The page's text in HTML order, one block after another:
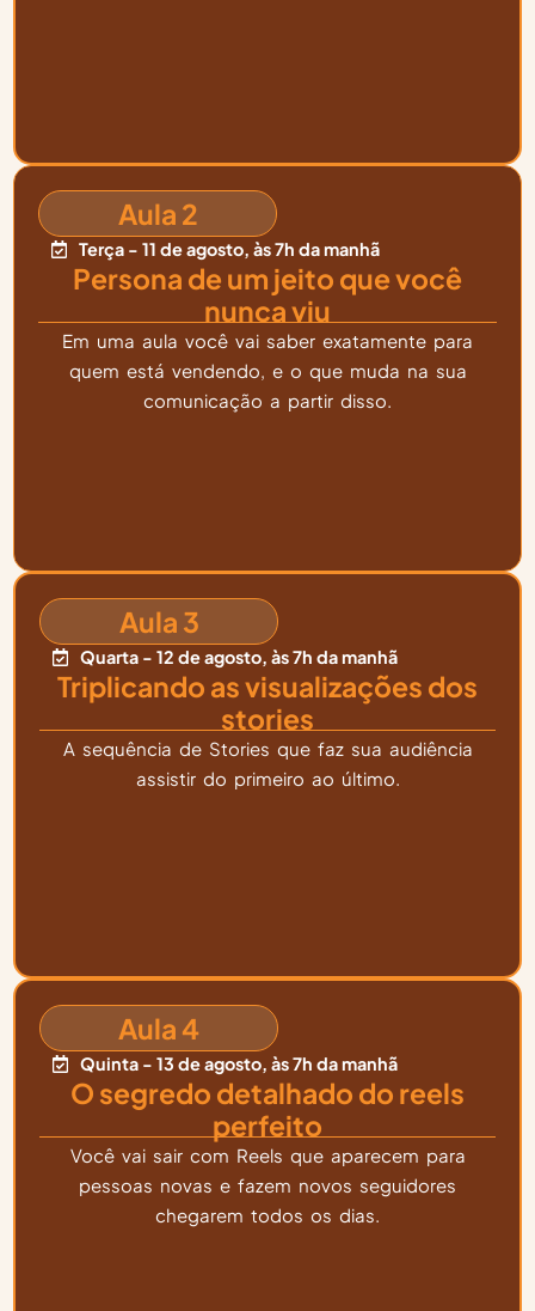
Aula 2
Terça - 11 de agosto, às 7h da manhã
Persona de um jeito que você
nunca viu
Em uma aula você vai saber exatamente para
quem está vendendo, e o que muda na sua
comunicação a partir disso.
Aula 3
Quarta - 12 de agosto, às 7h da manhã
Triplicando as visualizações dos
stories
A sequência de Stories que faz sua audiência
assistir do primeiro ao último.
Aula 4
Quinta - 13 de agosto, às 7h da manhã
O segredo detalhado do reels
perfeito
Você vai sair com Reels que aparecem para
pessoas novas e fazem novos seguidores
chegarem todos os dias.